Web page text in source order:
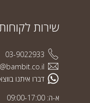
שירות
03-9022933
דברו איתנו
א-ה: 09:00-17:00